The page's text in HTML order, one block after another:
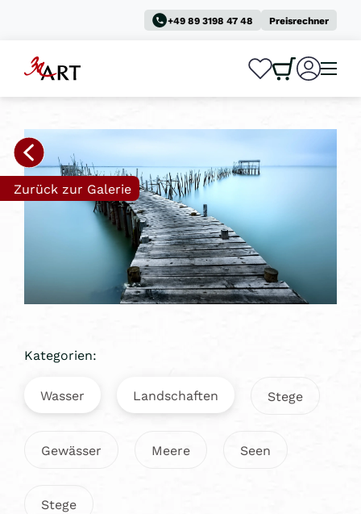
+49 89 3198 47 48 Preisrechner
0
Zurück zur Galerie
Kategorien:
Wasser Landschaften Stege
Gewässer Meere Seen
Stege